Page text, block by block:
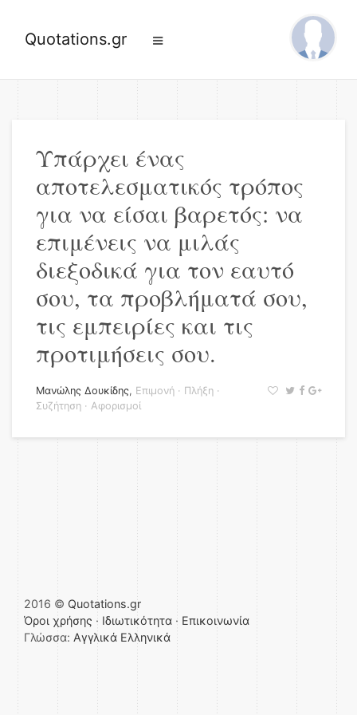
Quotations.gr
Υπάρχει ένας
αποτελεσματικός τρόπος
για να είσαι βαρετός: να
επιμένεις να μιλάς
διεξοδικά για τον εαυτό
σου, τα προβλήματά σου,
τις εμπειρίες και τις
προτιμήσεις σου.
Μανώλης Δουκίδης, Επιμονή · Πλήξη ·
Συζήτηση · Αφορισμοί
2016 © Quotations.gr
Όροι χρήσης · Ιδιωτικότητα · Επικοινωνία
Γλώσσα: Αγγλικά Ελληνικά